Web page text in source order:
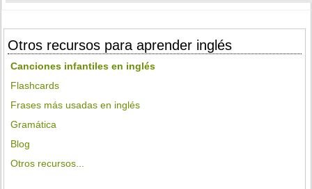
Otros recursos para aprender inglés
Canciones infantiles en inglés
Flashcards
Frases más usadas en inglés
Gramática
Blog
Otros recursos...